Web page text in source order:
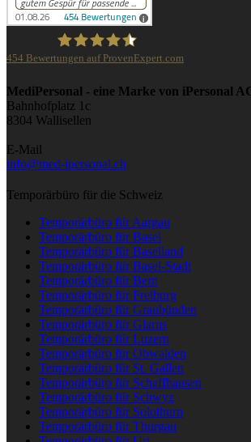
iPersonal
454 Bewertungen auf ProvenExpert.com
MediPersonal - eine Marke von iPersonal
Bahnhofplatz 1c
8304 Wallisellen
E-Mail
info@med-ipersonal.ch
Temporärbüro für die Schweiz
Temporärbüro für Aargau
Temporärbüro für Basel
Temporärbüro für Baselland
Temporärbüro für Basel-Stadt
Temporärbüro für Bern
Temporärbüro für Freiburg
Temporärbüro für Graubünden
Temporärbüro für Glarus
Temporärbüro für Luzern
Temporärbüro für Obwalden
Temporärbüro für St. Gallen
Temporärbüro für Schaffhausen
Temporärbüro für Schwyz
Temporärbüro für Solothurn
Temporärbüro für Thurgau